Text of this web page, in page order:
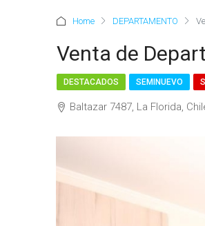
Home DEPARTAMENTO
Venta de
DESTACADOS SEMINUEVO
Baltazar 7487, La Florida,